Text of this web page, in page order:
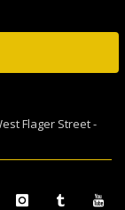
Flager Street -